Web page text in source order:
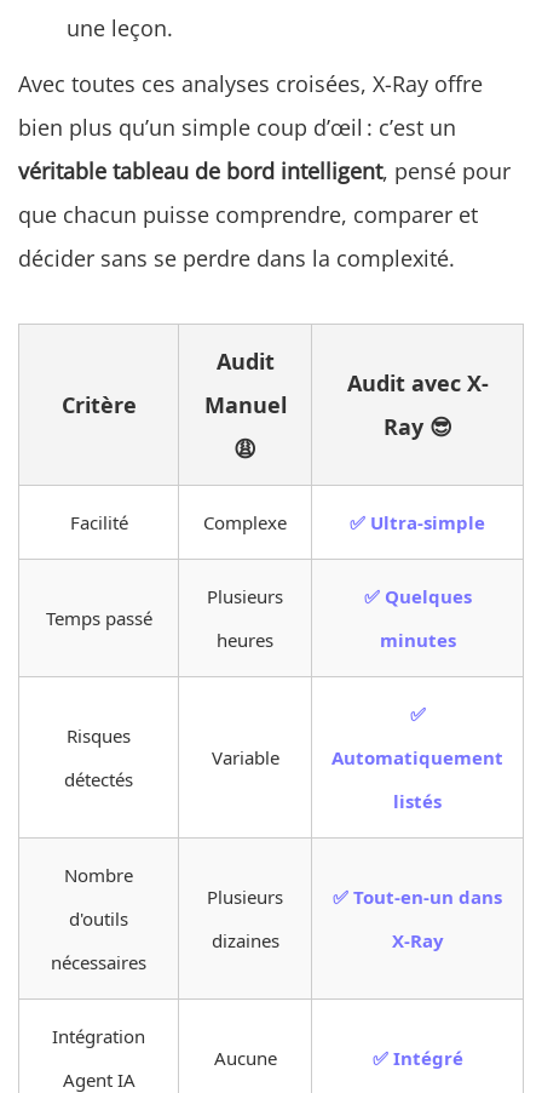
une leçon.
Avec toutes ces analyses croisées, X-Ray offre
bien plus qu’un simple coup d’œil : c’est un
véritable tableau de bord intelligent, pensé pour
que chacun puisse comprendre, comparer et
décider sans se perdre dans la complexité.
Critère
Audit
Manuel
😩
Audit avec X-
Ray 😎
Facilité Complexe ✅ Ultra-simple
Temps passé
Plusieurs
heures
✅ Quelques
minutes
Risques
détectés
Variable
✅
Automatiquement
listés
Nombre
d'outils
nécessaires
Plusieurs
dizaines
✅ Tout-en-un dans
X-Ray
Intégration
Agent IA
Aucune ✅ Intégré